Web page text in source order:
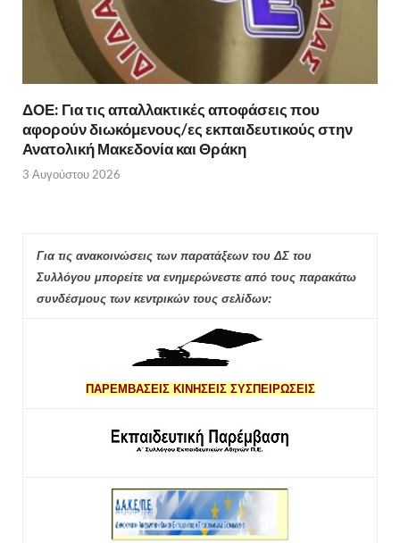
ΔΟΕ: Για τις απαλλακτικές αποφάσεις που
αφορούν διωκόμενους/ες εκπαιδευτικούς στην
Ανατολική Μακεδονία και Θράκη
3 Αυγούστου 2026
Για τις ανακοινώσεις των παρατάξεων του ΔΣ του
Συλλόγου μπορείτε να ενημερώνεστε από τους παρακάτω
συνδέσμους των κεντρικών τους σελίδων:
ΠΑΡΕΜΒΑΣΕΙΣ ΚΙΝΗΣΕΙΣ ΣΥΣΠΕΙΡΩΣΕΙΣ